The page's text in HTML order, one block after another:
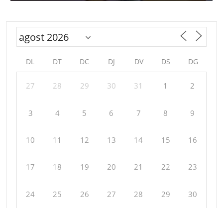
DL DT DC DJ DV DS DG
27 28 29 30 31 1 2
3 4 5 6 7 8 9
10 11 12 13 14 15 16
17 18 19 20 21 22 23
24 25 26 27 28 29 30